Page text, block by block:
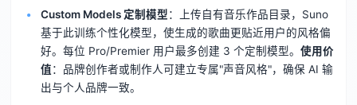
Custom Models 定制模型：上传自有音乐作品目录，Suno
基于此训练个性化模型，使生成的歌曲更贴近用户的风格偏
好。每位 Pro/Premier 用户最多创建 3 个定制模型。 使用价
值：品牌创作者或制作人可建立专属"声音风格"，确保 AI 输
出与个人品牌一致。